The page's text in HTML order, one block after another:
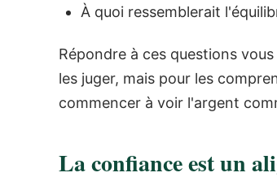
À quoi ressemblerait
Répondre à ces questions
les juger, mais pour les
commencer à voir l'argent
La confiance est un